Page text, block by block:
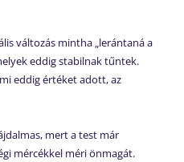
változás mintha „lerántaná a
eddig stabilnak tűntek.
eddig értéket adott, az
mert a test már
mércékkel méri önmagát.